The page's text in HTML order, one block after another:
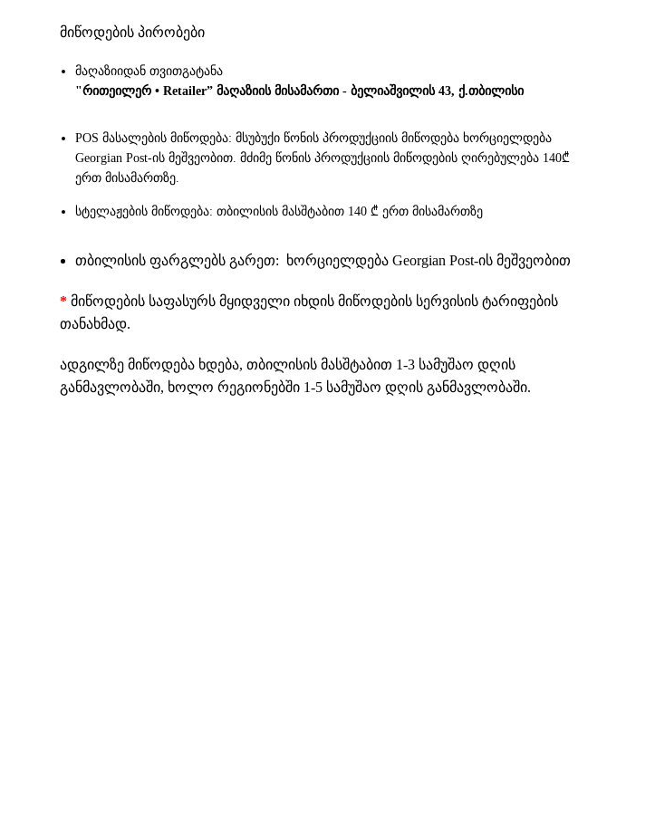
მიწოდების პირობები
მაღაზიიდან თვითგატანა
"რითეილერ • Retailer” მაღაზიის მისამართი - ბელიაშვილის 43, ქ.თბილისი
POS მასალების მიწოდება: მსუბუქი წონის პროდუქციის მიწოდება ხორციელდება
Georgian Post-ის მეშვეობით. მძიმე წონის პროდუქციის მიწოდების ღირებულება 140₾
ერთ მისამართზე.
სტელაჟების მიწოდება: თბილისის მასშტაბით 140 ₾ ერთ მისამართზე
თბილისის ფარგლებს გარეთ: ხორციელდება Georgian Post-ის მეშვეობით
* მიწოდების საფასურს მყიდველი იხდის მიწოდების სერვისის ტარიფების
თანახმად.
ადგილზე მიწოდება ხდება, თბილისის მასშტაბით 1-3 სამუშაო დღის
განმავლობაში, ხოლო რეგიონებში 1-5 სამუშაო დღის განმავლობაში.